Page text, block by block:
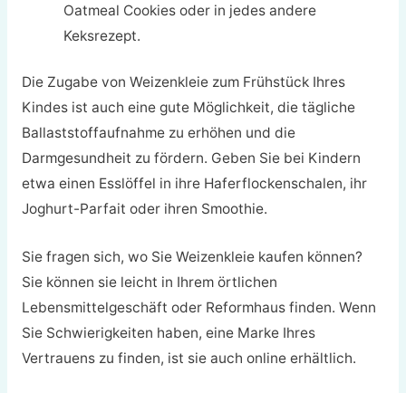
Oatmeal Cookies oder in jedes andere
Keksrezept.
Die Zugabe von Weizenkleie zum Frühstück Ihres
Kindes ist auch eine gute Möglichkeit, die tägliche
Ballaststoffaufnahme zu erhöhen und die
Darmgesundheit zu fördern. Geben Sie bei Kindern
etwa einen Esslöffel in ihre Haferflockenschalen, ihr
Joghurt-Parfait oder ihren Smoothie.
Sie fragen sich, wo Sie Weizenkleie kaufen können?
Sie können sie leicht in Ihrem örtlichen
Lebensmittelgeschäft oder Reformhaus finden. Wenn
Sie Schwierigkeiten haben, eine Marke Ihres
Vertrauens zu finden, ist sie auch online erhältlich.